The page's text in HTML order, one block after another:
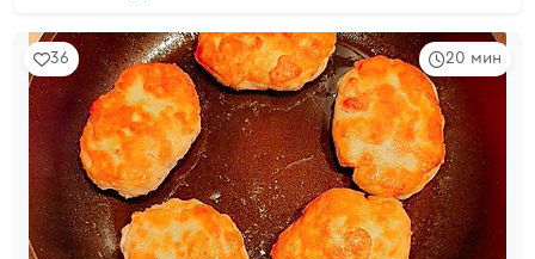
20 мин
36